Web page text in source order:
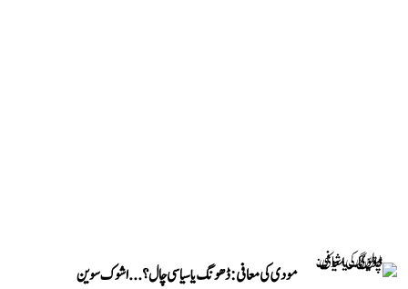
مودی کی معافی: ڈھونگ یا سیاسی چال؟...اشوک سوین